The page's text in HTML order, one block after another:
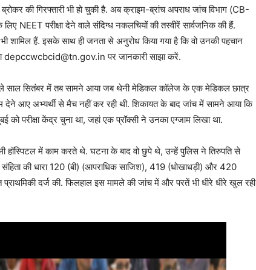
की गिरफ्तारी भी हो चुकी है. अब क्राइम-ब्रांच अपराध जांच विभाग (CB-
NEET परीक्षा देने वाले संदिग्ध नकलचियों की तस्वीरें सार्वजनिक की हैं.
शामिल हैं. इसके साथ ही जनता से अनुरोध किया गया है कि वो उनकी पहचान
पर जानकारी साझा करें.
साल सितंबर में तब सामने आया जब थेनी मेडिकल कॉलेज के एक मेडिकल छात्र
देने आए अभ्यर्थी से मैच नहीं कर रही थी. शिकायत के बाद जांच में सामने आया कि
को परीक्षा केंद्र चुना था, जहां एक प्रॉक्सी ने उनका एग्जाम लिखा था.
हॉस्पिटल में काम करते थे. घटना के बाद वो छुपे थे, उन्हें पुलिस ने तिरुपति से
की धारा 120 (बी) (आपराधिक साजिश), 419 (धोखाधड़ी) और 420
प्राथमिकी दर्ज की. फिलहाल इस मामले की जांच में और परतें भी धीरे धीरे खुल रही